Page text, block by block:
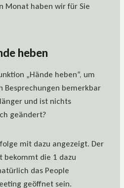
Monat haben wir für Sie
heben
„Hände heben“, um
Besprechungen bemerkbar
und ist nichts
geändert?
mit dazu angezeigt. Der
bekommt die 1 dazu
das People
geöffnet sein.